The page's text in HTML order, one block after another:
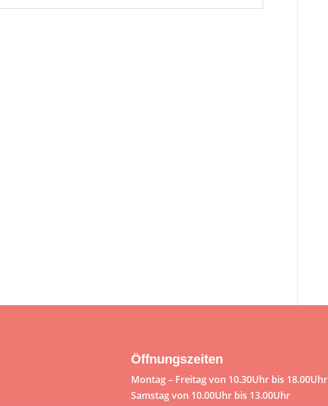
Öffnungszeiten
Montag – Freitag von 10.30Uhr bis 18.00Uhr
Samstag von 10.00Uhr bis 13.00Uhr